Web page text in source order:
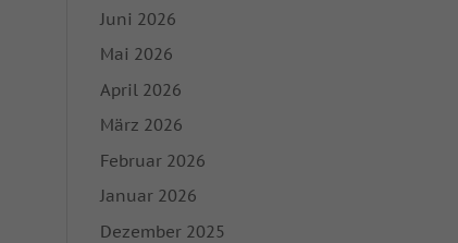
Juni 2026
Mai 2026
April 2026
März 2026
Februar 2026
Januar 2026
Dezember 2025